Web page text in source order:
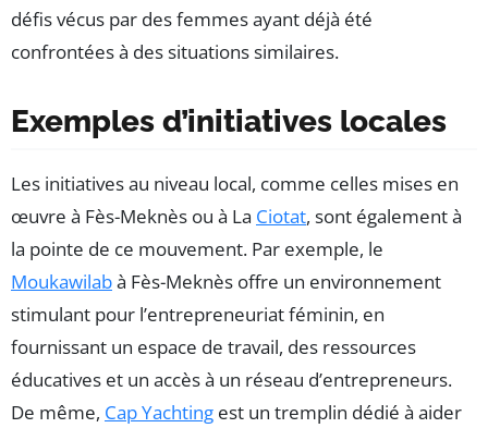
défis vécus par des femmes ayant déjà été
confrontées à des situations similaires.
Exemples d’initiatives locales
Les initiatives au niveau local, comme celles mises en
œuvre à Fès-Meknès ou à La Ciotat, sont également à
la pointe de ce mouvement. Par exemple, le
Moukawilabà Fès-Meknès offre un environnement
stimulant pour l’entrepreneuriat féminin, en
fournissant un espace de travail, des ressources
éducatives et un accès à un réseau d’entrepreneurs.
De même, Cap Yachting est un tremplin dédié à aider